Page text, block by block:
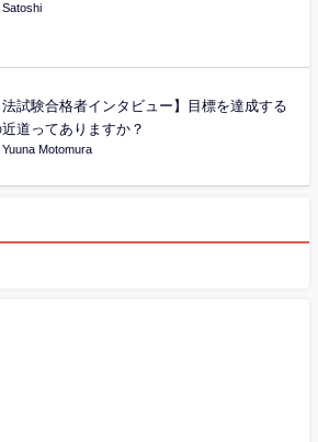
Satoshi
法試験合格者インタビュー】目標を達成する
道ってありますか？
Yuuna Motomura